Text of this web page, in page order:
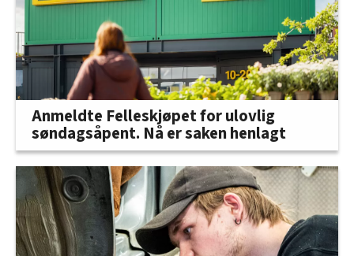
Anmeldte Felleskjøpet for ulovlig
søndagsåpent. Nå er saken henlagt